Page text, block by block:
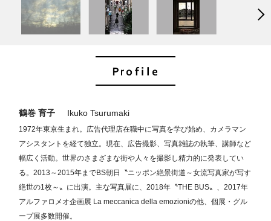
鶴巻 育子 Ikuko Tsurumaki
1972年東京生まれ。広告代理店在職中に写真を学び始め、カメラマン
アシスタントを経て独立。現在、広告撮影、写真雑誌の執筆、講師など
幅広く活動。世界のさまざまな街や人々を撮影し精力的に発表してい
る。2013～2015年までBS朝日〝ニッポン絶景街道～女流写真家が写す
絶世の1枚～〟に出演。主な写真展に、2018年〝THE BUS〟、2017年
アルファロメオ企画展 La meccanica della emozioniの他、個展・グル
ープ展多数開催。